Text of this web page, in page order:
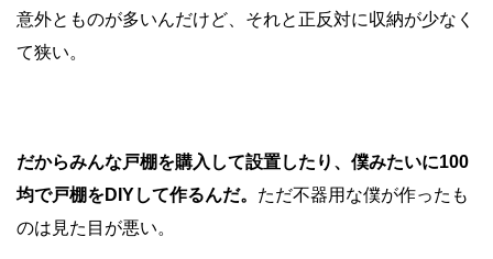
意外とものが多いんだけど、それと正反対に収納が少なく
て狭い。
だからみんな戸棚を購入して設置したり、僕みたいに100
均で戸棚をDIYして作るんだ。 ただ不器用な僕が作ったも
のは見た目が悪い。